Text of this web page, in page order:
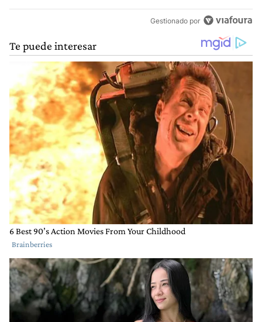
Gestionado por